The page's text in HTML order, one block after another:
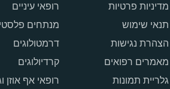
מדיניות פרטיות
תנאי שימוש
הצהרת נגישות
מאמרים רפואים
גלריית תמונות
רופאי עיניים
מנתחים
דרמטולוגים
קרדיולוגים
רופאי אף אוזן